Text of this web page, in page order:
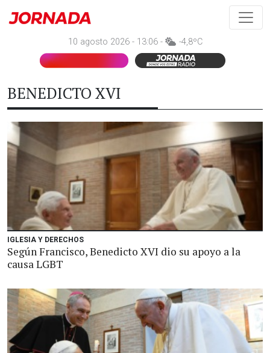
10 agosto 2026 - 13:06 - -4,8ºC
BENEDICTO XVI
IGLESIA Y DERECHOS
Según Francisco, Benedicto XVI dio su apoyo a la
causa LGBT